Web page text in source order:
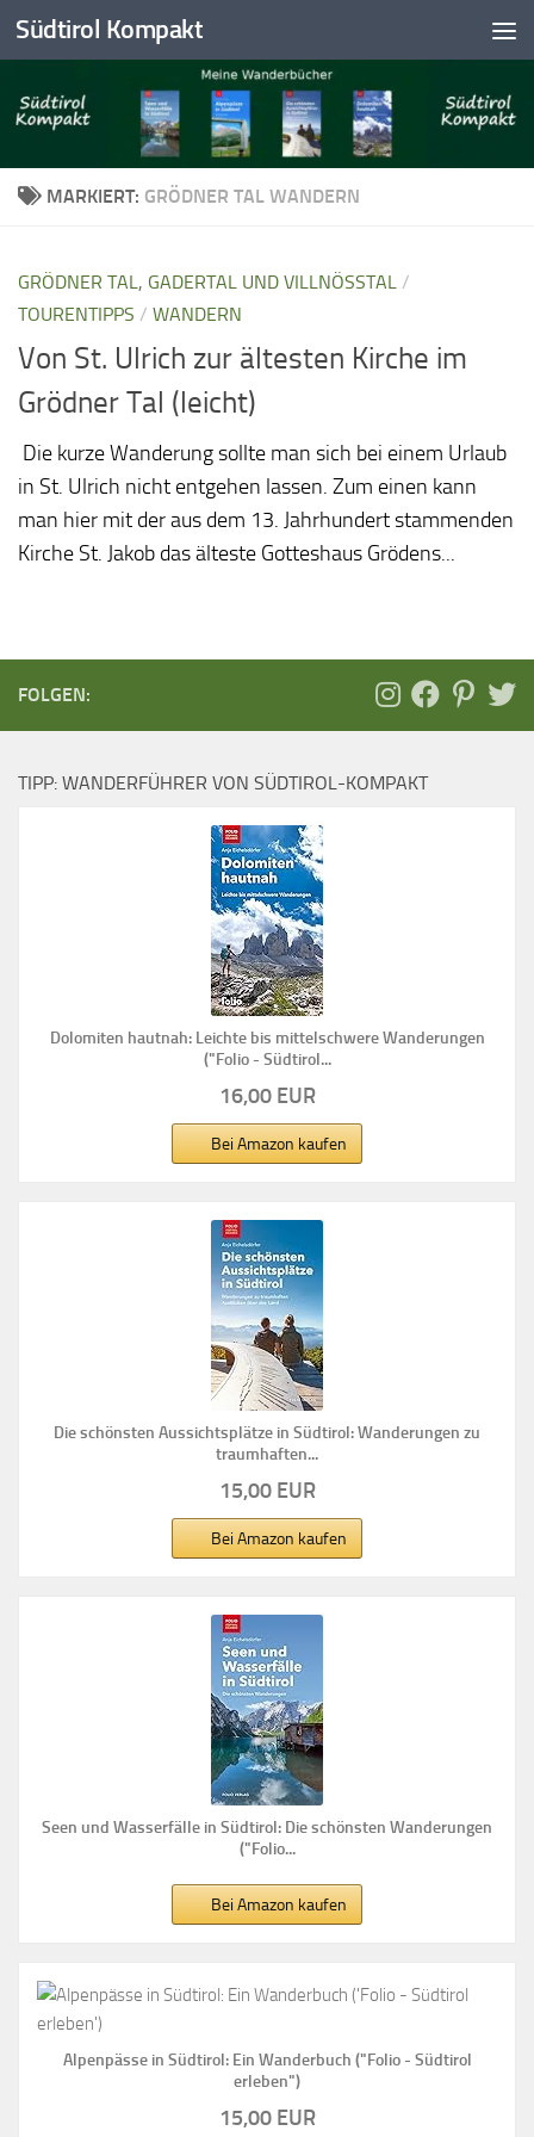
Skip to content
Südtirol Kompakt
MARKIERT: GRÖDNER TAL WANDERN
GRÖDNER TAL, GADERTAL UND VILLNÖSSTAL
/
TOURENTIPPS / WANDERN
Von St. Ulrich zur ältesten Kirche im
Grödner Tal (leicht)
Die kurze Wanderung sollte man sich bei einem Urlaub
in St. Ulrich nicht entgehen lassen. Zum einen kann
man hier mit der aus dem 13. Jahrhundert stammenden
Kirche St. Jakob das älteste Gotteshaus Grödens...
FOLGEN:
TIPP: WANDERFÜHRER VON SÜDTIROL-KOMPAKT
Dolomiten hautnah: Leichte bis mittelschwere Wanderungen
("Folio - Südtirol...
16,00 EUR
Bei Amazon kaufen
Die schönsten Aussichtsplätze in Südtirol: Wanderungen zu
traumhaften...
15,00 EUR
Bei Amazon kaufen
Seen und Wasserfälle in Südtirol: Die schönsten Wanderungen
("Folio...
Bei Amazon kaufen
Alpenpässe in Südtirol: Ein Wanderbuch ("Folio - Südtirol
erleben")
15,00 EUR